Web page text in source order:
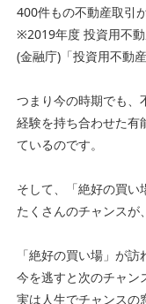
400件もの不動産取引
※2019年度 投資用不
(金融庁)「投資用不動
つまり今の時期でも、
経験を持ち合わせた有
ているのです。
そして、「絶好の買い
たくさんのチャンスが
「絶好の買い場」が
今を逃すと次のチャン
実は人生でチャンスの